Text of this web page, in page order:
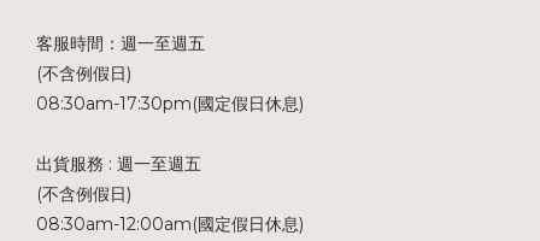
客服時間：週一至週五
(不含例假日)
08:30am-17:30pm(國定假日休息)
出貨服務 : 週一至週五
(不含例假日)
08:30am-12:00am(國定假日休息)